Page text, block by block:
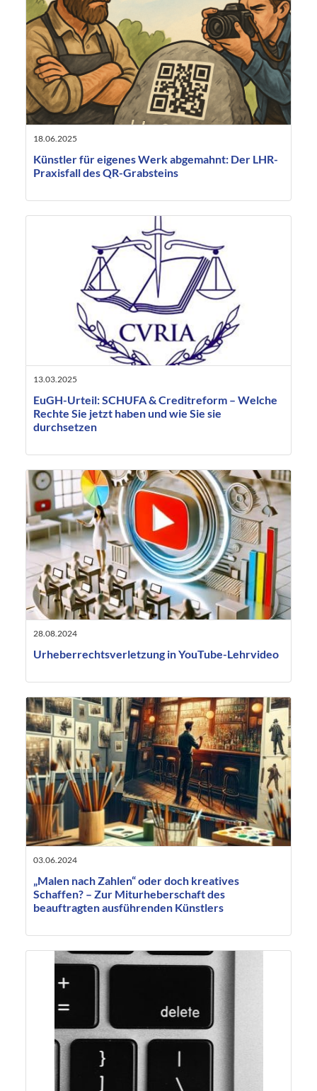
18.06.2025
Künstler für eigenes Werk abgemahnt: Der LHR-
Praxisfall des QR-Grabsteins
13.03.2025
EuGH-Urteil: SCHUFA & Creditreform – Welche
Rechte Sie jetzt haben und wie Sie sie
durchsetzen
28.08.2024
Urheberrechtsverletzung in YouTube-Lehrvideo
03.06.2024
„Malen nach Zahlen“ oder doch kreatives
Schaffen? – Zur Miturheberschaft des
beauftragten ausführenden Künstlers